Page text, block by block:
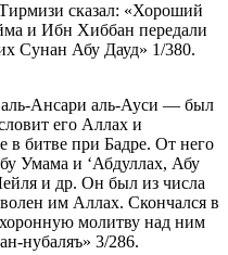
сказал: «Хороший
и Ибн Хиббан передали
Сунан Абу Дауд» 1/380.
Ансари аль-Ауси — был
его Аллах и
в битве при Бадре. От него
Умама и ‘Абдуллах, Абу
и др. Он был из числа
им Аллах. Скончался в
молитву над ним
нубаляъ» 3/286.